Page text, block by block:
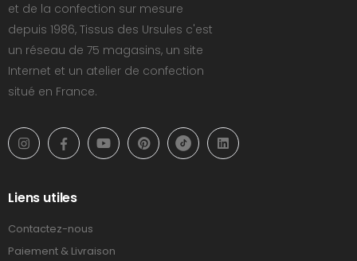
et de la confection sur mesure
depuis 1986, Tissus des Ursules c'est
un réseau de 75 magasins, un site
Internet et un atelier de confection
situé en France.
Liens utiles
Contactez-nous
Paiement & Livraison